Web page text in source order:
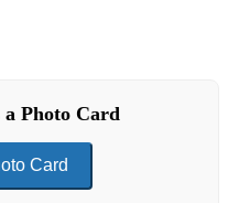
a Photo Card
Card